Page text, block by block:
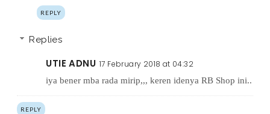
REPLY
Replies
UTIE ADNU 17 February 2018 at 04:32
iya bener mba rada mirip,,, keren idenya RB Shop ini..
REPLY